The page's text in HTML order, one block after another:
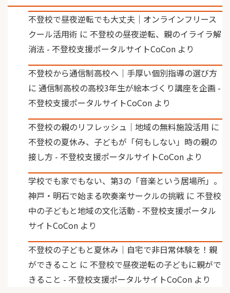
不登校で昼夜逆転でも大丈夫｜オンラインフリース
クール活用術 に 不登校の昼夜逆転、親のイライラ解
消法 - 不登校支援ポータルサイトCoCon より
不登校から通信制高校へ｜手厚い個別指導の選び方
に 通信制高校の高校3年生が絵本づくり講座を企画 -
不登校支援ポータルサイトCoCon より
不登校の親のリフレッシュ｜地域の無料施設活用 に
不登校の夏休み、子どもが「何もしない」時の親の
接し方 - 不登校支援ポータルサイトCoCon より
学校でも家でもない、第3の「音楽という居場所」。
神戸・明石で始まる吹奏楽サークルの挑戦 に 不登校
中の子どもと地域の文化活動 - 不登校支援ポータル
サイトCoCon より
不登校の子どもと夏休み｜自宅で非日常体験を！親
ができること に 不登校で昼夜逆転の子どもに親がで
きること - 不登校支援ポータルサイトCoCon より